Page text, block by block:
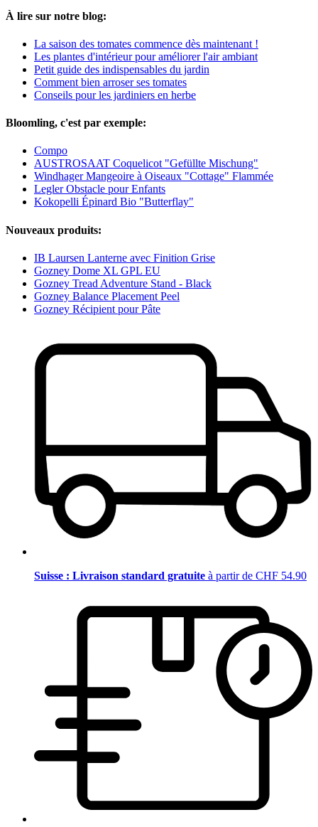
À lire sur notre blog:
La saison des tomates commence dès maintenant !
Les plantes d'intérieur pour améliorer l'air ambiant
Petit guide des indispensables du jardin
Comment bien arroser ses tomates
Conseils pour les jardiniers en herbe
Bloomling, c'est par exemple:
Compo
AUSTROSAAT Coquelicot "Gefüllte Mischung"
Windhager Mangeoire à Oiseaux "Cottage" Flammée
Legler Obstacle pour Enfants
Kokopelli Épinard Bio "Butterflay"
Nouveaux produits:
IB Laursen Lanterne avec Finition Grise
Gozney Dome XL GPL EU
Gozney Tread Adventure Stand - Black
Gozney Balance Placement Peel
Gozney Récipient pour Pâte
Suisse : Livraison standard gratuite à partir de CHF 54.90